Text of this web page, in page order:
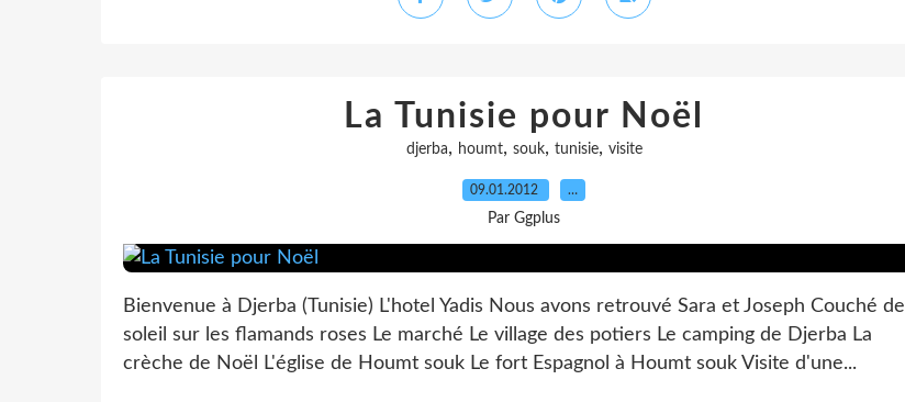
La Tunisie pour Noël
djerba, houmt, souk, tunisie, visite
09.01.2012 …
Par Ggplus
Bienvenue à Djerba (Tunisie) L'hotel Yadis Nous avons retrouvé Sara et Joseph Couché de
soleil sur les flamands roses Le marché Le village des potiers Le camping de Djerba La
crèche de Noël L'église de Houmt souk Le fort Espagnol à Houmt souk Visite d'une...